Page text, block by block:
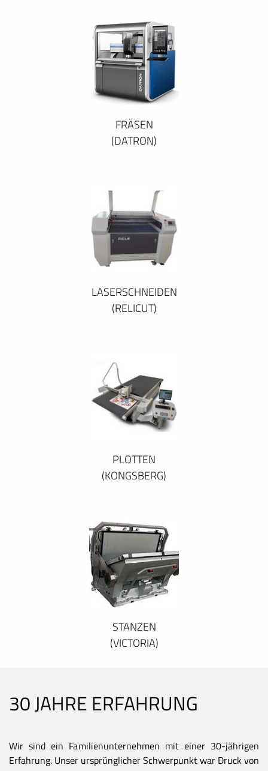
FRÄSEN
(DATRON)
LASERSCHNEIDEN
(RELICUT)
PLOTTEN
(KONGSBERG)
STANZEN
(VICTORIA)
30 JAHRE ERFAHRUNG
Wir sind ein Familienunternehmen mit einer 30-jährigen
Erfahrung. Unser ursprünglicher Schwerpunkt war Druck von